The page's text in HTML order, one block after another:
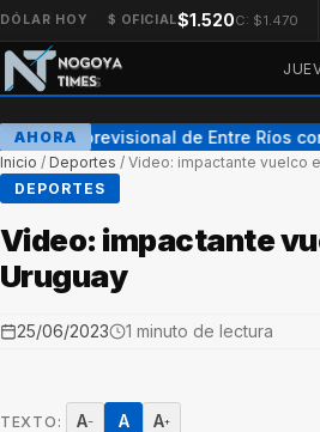
DÓLAR HOY $ OFICIAL$1.520C: $1.470
AHORAprevisional de Entre Ríos
Inicio / Deportes / Video: impactante vuelco
DEPORTES
Video: impactante
Uruguay
25/06/2023 1 minuto de lectura
TEXTO: A− A A+